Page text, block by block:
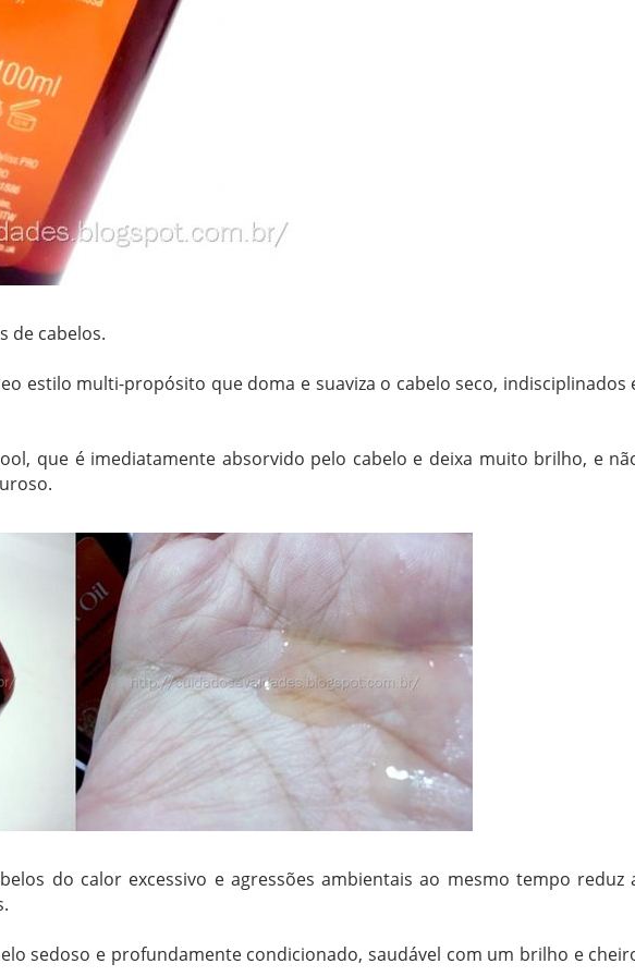
de cabelos.
estilo multi-propósito que doma e suaviza o cabelo seco, indisciplinados
que é imediatamente absorvido pelo cabelo e deixa muito brilho, e
do calor excessivo e agressões ambientais ao mesmo tempo reduz
sedoso e profundamente condicionado, saudável com um brilho e